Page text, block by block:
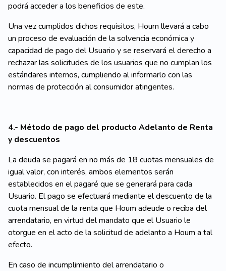
podrá acceder a los beneficios de este.
Una vez cumplidos dichos requisitos, Houm llevará a cabo
un proceso de evaluación de la solvencia económica y
capacidad de pago del Usuario y se reservará el derecho a
rechazar las solicitudes de los usuarios que no cumplan los
estándares internos, cumpliendo al informarlo con las
normas de protección al consumidor atingentes.
4.- Método de pago del producto Adelanto de Renta
y descuentos
La deuda se pagará en no más de 18 cuotas mensuales de
igual valor, con interés, ambos elementos serán
establecidos en el pagaré que se generará para cada
Usuario. El pago se efectuará mediante el descuento de la
cuota mensual de la renta que Houm adeude o reciba del
arrendatario, en virtud del mandato que el Usuario le
otorgue en el acto de la solicitud de adelanto a Houm a tal
efecto.
En caso de incumplimiento del arrendatario o